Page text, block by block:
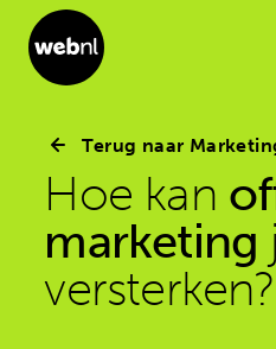
Terug naar
Hoe kan
marketing
versterken?